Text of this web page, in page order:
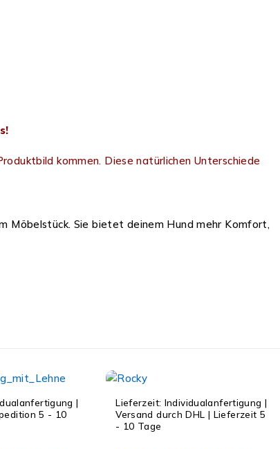
kommen. Diese natürlichen Unterschiede
Möbelstück. Sie bietet deinem Hund mehr Komfort,
|
5 - 10
Lieferzeit: Individualanfertigung |
Versand durch DHL | Lieferzeit 5
- 10 Tage